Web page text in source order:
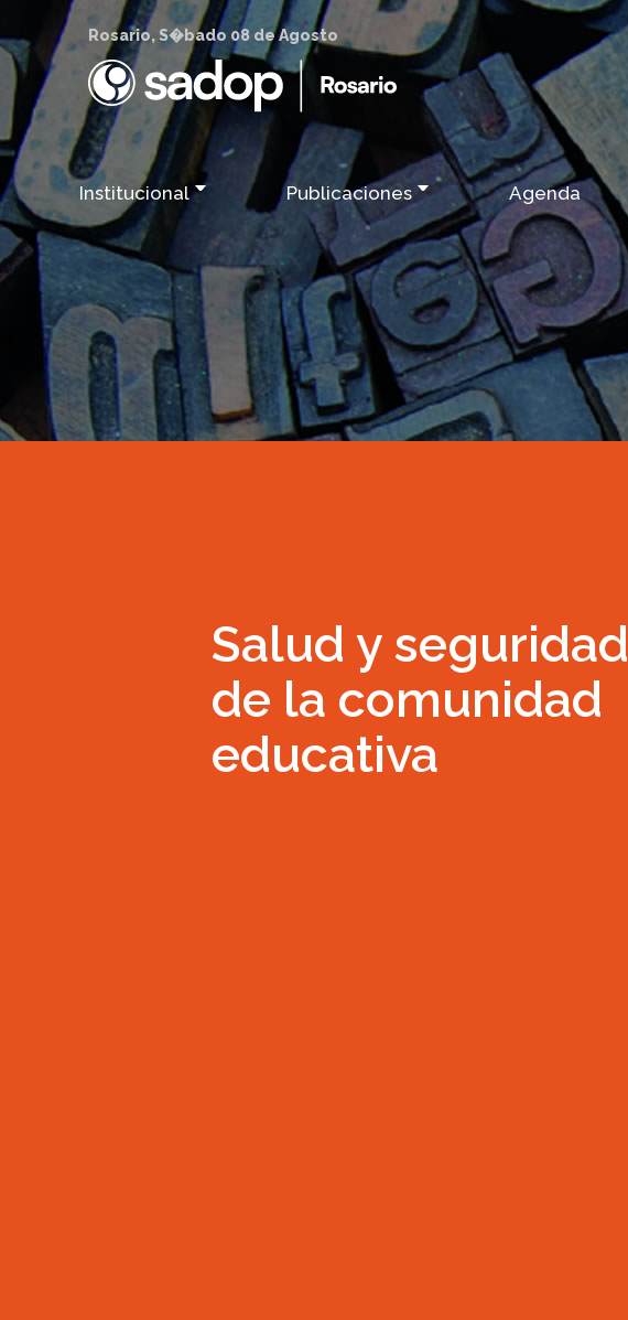
Rosario, S�bado 08 de Agosto
Institucional Publicaciones Agenda
Salud y seguridad
de la comunidad
educativa